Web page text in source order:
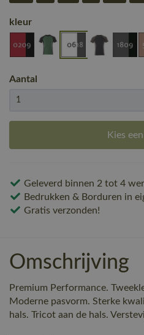
kleur
Aantal
Kies
Geleverd binnen 2 tot 4
Bedrukken & Borduren in
Gratis verzonden!
Omschrijving
Premium Performance.
Moderne pasvorm. Sterke
hals. Tricot aan de hals.